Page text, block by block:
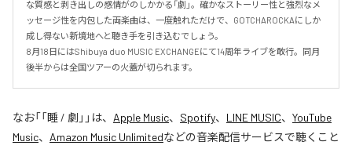
な質感と剥き出しの感情がのしかかる「劇」。確かなストーリー性と強烈なメ
ッセージ性を内包した両楽曲は、一度触れただけで、GOTCHAROCKAにしか
成し得ない新境地へと聴き手を引き込むでしょう。
8月18日にはShibuya duo MUSIC EXCHANGEにて14周年ライブを敢行。同月
後半からは全国ツアーの火蓋が切られます。
なお「「睡 / 劇」 」は、 Apple Music、 Spotify、 LINE MUSIC、 YouTube
Music、 Amazon Music Unlimitedなどの音楽配信サービスで聴くこと